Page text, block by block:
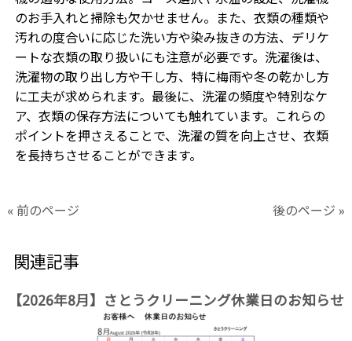
のお手入れと掃除も欠かせません。また、衣類の種類や
汚れの度合いに応じた洗い方や染み抜きの方法、デリケ
ートな衣類の取り扱いにも注意が必要です。洗濯後は、
洗濯物の取り出し方や干し方、特に梅雨や冬の乾かし方
に工夫が求められます。最後に、洗濯の頻度や特別なケ
ア、衣類の保存方法についても触れています。これらの
ポイントを押さえることで、洗濯の質を向上させ、衣類
を長持ちさせることができます。
« 前のページ 後のページ »
関連記事
【2026年8月】さとうクリーニング休業日のお知らせ